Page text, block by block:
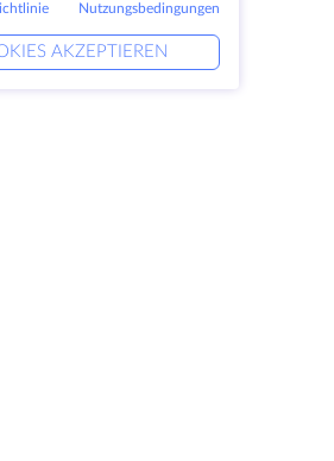
Nutzungsbedingungen
AKZEPTIEREN